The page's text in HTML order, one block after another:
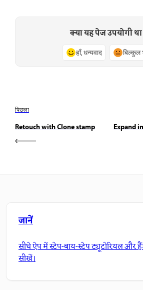
क्या यह पेज उपयोगी
हाँ, धन्यवाद बिल्कुल
पिछला
Retouch with Clone stamp
Expand
जानें
सीधे ऐप में स्टेप-बाय-स्टेप ट्यूटोरियल और
सीखें।